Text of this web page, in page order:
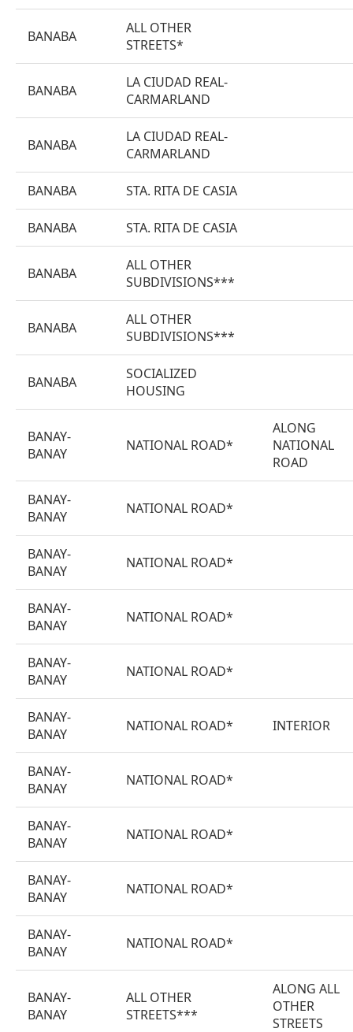
BANABA
ALL OTHER
STREETS*
BANABA
LA CIUDAD REAL-
CARMARLAND
BANABA
LA CIUDAD REAL-
CARMARLAND
BANABA STA. RITA DE CASIA
BANABA STA. RITA DE CASIA
BANABA
ALL OTHER
SUBDIVISIONS***
BANABA
ALL OTHER
SUBDIVISIONS***
BANABA
SOCIALIZED
HOUSING
BANAY-
BANAY
NATIONAL ROAD*
ALONG
NATIONAL
ROAD
BANAY-
BANAY
NATIONAL ROAD*
BANAY-
BANAY
NATIONAL ROAD*
BANAY-
BANAY
NATIONAL ROAD*
BANAY-
BANAY
NATIONAL ROAD*
BANAY-
BANAY
NATIONAL ROAD* INTERIOR
BANAY-
BANAY
NATIONAL ROAD*
BANAY-
BANAY
NATIONAL ROAD*
BANAY-
BANAY
NATIONAL ROAD*
BANAY-
BANAY
NATIONAL ROAD*
BANAY-
BANAY
ALL OTHER
STREETS***
ALONG ALL
OTHER
STREETS